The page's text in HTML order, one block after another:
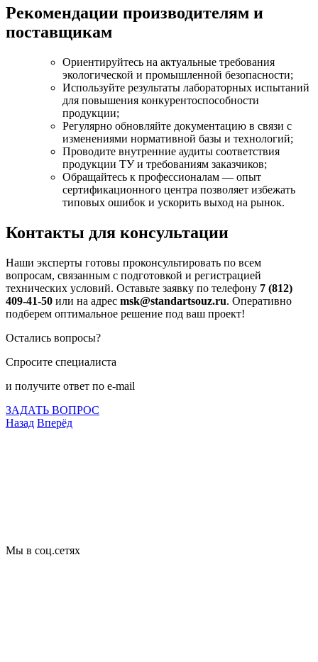
Рекомендации производителям и
поставщикам
Ориентируйтесь на актуальные требования
экологической и промышленной безопасности;
Используйте результаты лабораторных испытаний
для повышения конкурентоспособности
продукции;
Регулярно обновляйте документацию в связи с
изменениями нормативной базы и технологий;
Проводите внутренние аудиты соответствия
продукции ТУ и требованиям заказчиков;
Обращайтесь к профессионалам — опыт
сертификационного центра позволяет избежать
типовых ошибок и ускорить выход на рынок.
Контакты для консультации
Наши эксперты готовы проконсультировать по всем
вопросам, связанным с подготовкой и регистрацией
технических условий. Оставьте заявку по телефону 7 (812)
409-41-50 или на адрес msk@standartsouz.ru. Оперативно
подберем оптимальное решение под ваш проект!
Остались вопросы?
Спросите специалиста
и получите ответ по e-mail
ЗАДАТЬ ВОПРОС
Назад Вперёд
Мы в соц.сетях